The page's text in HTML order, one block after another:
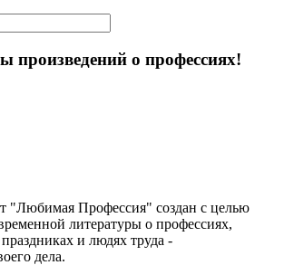
произведений о профессиях!
"Любимая Профессия" создан c целью
литературы о профессиях,
и людях труда -
дела.